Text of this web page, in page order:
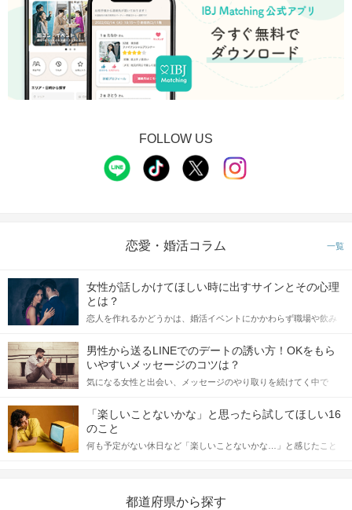
FOLLOW US
恋愛・婚活コラム 一覧
女性が話しかけてほしい時に出すサインとその心理
とは？
恋人を作れるかどうかは、婚活イベントにかかわらず職場や飲み
てアプローチできるかにも左右されます。 これから恋人作りを本
格的に始めようとしている方は、女性が異性を求めて出すサイン
をしっかりと理解し、正しい行動に移せるかどうかが重要。 この
記事では、女性が話しかけて欲しい時に出すサインとその心理を
合にどのような行動に繋げるべきかをご紹介していきます。
男性から送るLINEでのデートの誘い方！OKをもら
いやすいメッセージのコツは？
気になる女性と出会い、メッセージのやり取りを続けてく中で
しかし、中には「どう誘ったらいいの？」とお困りの男性もいら
っしゃるのではないでしょうか。 そこで今回は、男性から女性へ
送るLINEでのデートの誘い方のコツをご紹介します。例文も混じ
えながら解説するので、ぜひ参考にしてください。
「楽しいことないかな」と思ったら試してほしい16
のこと
何も予定がない休日など「楽しいことないかな…」と感じたこと
の楽しいことアイデアを集めました♪ いままさに楽しいことを探し
都道府県から探す